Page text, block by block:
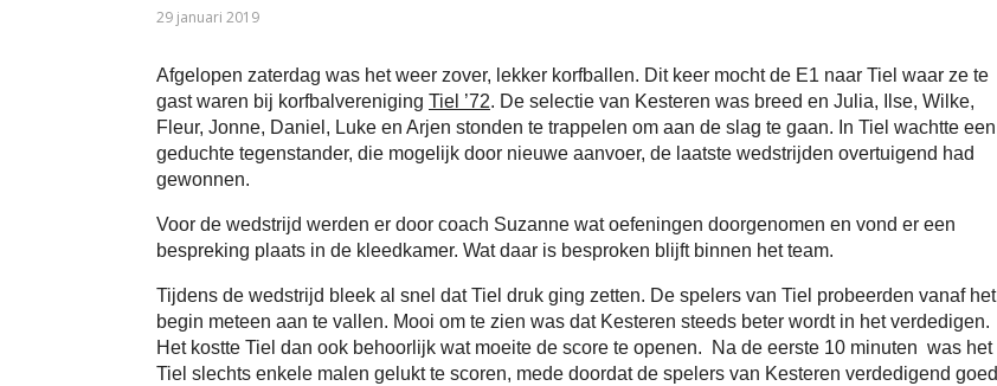
29 januari 2019
Afgelopen zaterdag was het weer zover, lekker korfballen. Dit keer mocht de E1 naar Tiel waar ze te
gast waren bij korfbalvereniging Tiel ’72. De selectie van Kesteren was breed en Julia, Ilse, Wilke,
Fleur, Jonne, Daniel, Luke en Arjen stonden te trappelen om aan de slag te gaan. In Tiel wachtte een
geduchte tegenstander, die mogelijk door nieuwe aanvoer, de laatste wedstrijden overtuigend had
gewonnen.
Voor de wedstrijd werden er door coach Suzanne wat oefeningen doorgenomen en vond er een
bespreking plaats in de kleedkamer. Wat daar is besproken blijft binnen het team.
Tijdens de wedstrijd bleek al snel dat Tiel druk ging zetten. De spelers van Tiel probeerden vanaf het
begin meteen aan te vallen. Mooi om te zien was dat Kesteren steeds beter wordt in het verdedigen.
Het kostte Tiel dan ook behoorlijk wat moeite de score te openen. Na de eerste 10 minuten was het
Tiel slechts enkele malen gelukt te scoren, mede doordat de spelers van Kesteren verdedigend goed